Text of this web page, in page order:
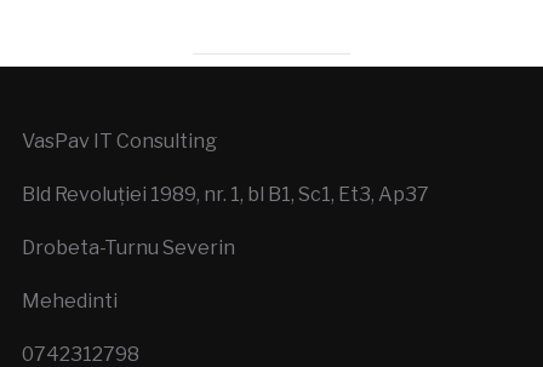
VasPav IT Consulting
Bld Revoluției 1989, nr. 1, bl B1, Sc1, Et3, Ap37
Drobeta-Turnu Severin
Mehedinti
0742312798